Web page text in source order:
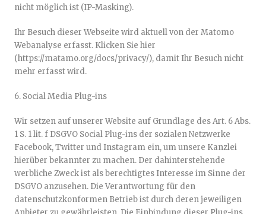
nicht möglich ist (IP-Masking).
Ihr Besuch dieser Webseite wird aktuell von der Matomo
Webanalyse erfasst. Klicken Sie hier
(https://matamo.org/docs/privacy/), damit Ihr Besuch nicht
mehr erfasst wird.
6. Social Media Plug-ins
Wir setzen auf unserer Website auf Grundlage des Art. 6 Abs.
1 S. 1 lit. f DSGVO Social Plug-ins der sozialen Netzwerke
Facebook, Twitter und Instagram ein, um unsere Kanzlei
hierüber bekannter zu machen. Der dahinterstehende
werbliche Zweck ist als berechtigtes Interesse im Sinne der
DSGVO anzusehen. Die Verantwortung für den
datenschutzkonformen Betrieb ist durch deren jeweiligen